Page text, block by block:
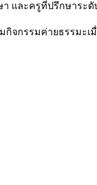
และครูที่ปรึกษาระดั
กิจกรรมค่ายธรรมะ